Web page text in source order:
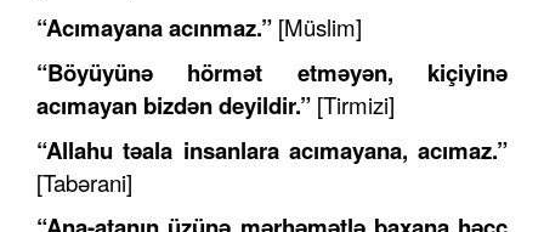
“Acımayana acınmaz.” [Müslim]
“Böyüyünə hörmət etməyən, kiçiyinə
acımayan bizdən deyildir.” [Tirmizi]
“Allahu təala insanlara acımayana, acımaz.”
[Tabərani]